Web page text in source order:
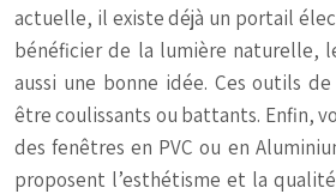
actuelle, il existe déjà un portail
bénéficier de la lumière naturelle,
aussi une bonne idée. Ces outils
être coulissants ou battants. Enfin,
des fenêtres en PVC ou en
proposent l’esthétisme et la